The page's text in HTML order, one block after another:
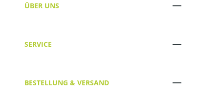
ÜBER UNS
SERVICE
BESTELLUNG & VERSAND